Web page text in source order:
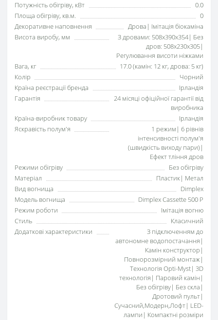
Потужність обігріву, кВт
0.0
Площа обігріву, кв.м.
0
Декоративне наповнення
Дрова| Імітація біокаміна
Висота виробу, мм
З дровами: 508x390x354| Без
дров: 508x230x305|
Регулювання висоти ніжками
Вага, кг
17.0 (камін: 12 кг, дрова: 5 кг)
Колір
Чорний
Країна реєстрації бренда
Ірландія
Гарантія
24 місяці офіційної гарантії від
виробника
Країна-виробник товару
Ірландія
Яскравість полум'я
1 режим| 6 рівнів
інтенсивності полум'я
(швидкість виходу пари)|
Ефект тління дров
Режими обігріву
Без обігріву
Матеріал
Пластик| Метал
Вид вогнища
Dimplex
Модель вогнища
Dimplex Cassette 500 P
Режим роботи
Імітація вогню
Стиль
Класичний
Додаткові характеристики
З підключенням до
автономне водопостачання|
Камін конструктор|
Повнорозмірний монтаж|
Технологія Opti-Myst| 3D
технологія| Паровий камін|
Без обігріву| Без скла|
Дротовий пульт|
Сучасний,Модерн,Лофт| LED-
лампи| Компактні розміри